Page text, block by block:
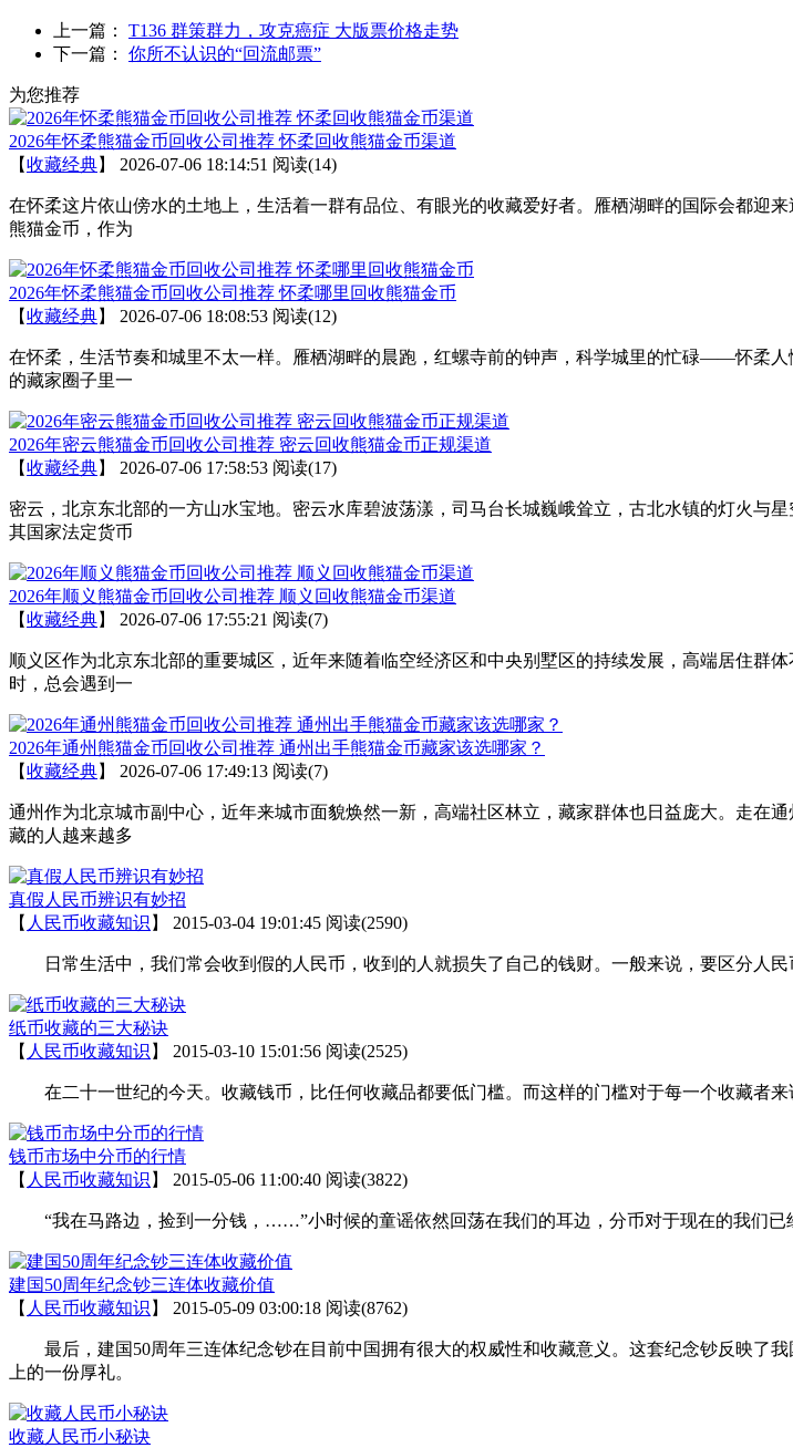
上一篇： T136 群策群力，攻克癌症 大版票价格走势
下一篇： 你所不认识的“回流邮票”
为您推荐
2026年怀柔熊猫金币回收公司推荐 怀柔回收熊猫金币渠道
【收藏经典】 2026-07-06 18:14:51 阅读(14)
在怀柔这片依山傍水的土地上，生活着一群有品位、有眼光的收藏爱好者。雁栖湖畔的国际会都
熊猫金币，作为
2026年怀柔熊猫金币回收公司推荐 怀柔哪里回收熊猫金币
【收藏经典】 2026-07-06 18:08:53 阅读(12)
在怀柔，生活节奏和城里不太一样。雁栖湖畔的晨跑，红螺寺前的钟声，科学城里的忙碌——怀柔
的藏家圈子里一
2026年密云熊猫金币回收公司推荐 密云回收熊猫金币正规渠道
【收藏经典】 2026-07-06 17:58:53 阅读(17)
密云，北京东北部的一方山水宝地。密云水库碧波荡漾，司马台长城巍峨耸立，古北水镇的灯火与
其国家法定货币
2026年顺义熊猫金币回收公司推荐 顺义回收熊猫金币渠道
【收藏经典】 2026-07-06 17:55:21 阅读(7)
顺义区作为北京东北部的重要城区，近年来随着临空经济区和中央别墅区的持续发展，高端居住群
时，总会遇到一
2026年通州熊猫金币回收公司推荐 通州出手熊猫金币藏家该选哪家？
【收藏经典】 2026-07-06 17:49:13 阅读(7)
通州作为北京城市副中心，近年来城市面貌焕然一新，高端社区林立，藏家群体也日益庞大。走在
藏的人越来越多
真假人民币辨识有妙招
【 人民币收藏知识 】 2015-03-04 19:01:45 阅读(2590)
日常生活中，我们常会收到假的人民币，收到的人就损失了自己的钱财。一般来说，要区分人民
纸币收藏的三大秘诀
【 人民币收藏知识 】 2015-03-10 15:01:56 阅读(2525)
在二十一世纪的今天。收藏钱币，比任何收藏品都要低门槛。而这样的门槛对于每一个收藏者来
钱币市场中分币的行情
【 人民币收藏知识 】 2015-05-06 11:00:40 阅读(3822)
“我在马路边，捡到一分钱，……”小时候的童谣依然回荡在我们的耳边，分币对于现在的我们已
建国50周年纪念钞三连体收藏价值
【 人民币收藏知识 】 2015-05-09 03:00:18 阅读(8762)
最后，建国50周年三连体纪念钞在目前中国拥有很大的权威性和收藏意义。这套纪念钞反映了
上的一份厚礼。
收藏人民币小秘诀